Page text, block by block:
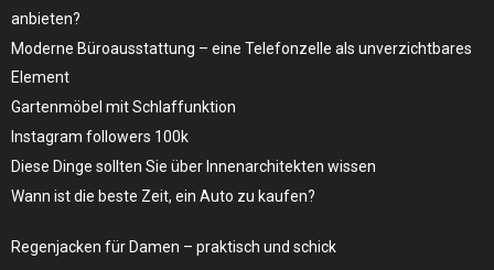
anbieten?
Moderne Büroausstattung – eine Telefonzelle als unverzichtbares
Element
Gartenmöbel mit Schlaffunktion
Instagram followers 100k
Diese Dinge sollten Sie über Innenarchitekten wissen
Wann ist die beste Zeit, ein Auto zu kaufen?
Regenjacken für Damen – praktisch und schick